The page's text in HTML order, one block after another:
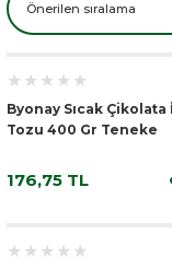
Byonay Sıcak
Tozu 400 Gr Teneke
176,75 TL